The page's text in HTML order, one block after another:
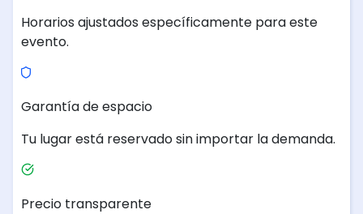
Horarios ajustados específicamente para este
evento.
Garantía de espacio
Tu lugar está reservado sin importar la demanda.
Precio transparente